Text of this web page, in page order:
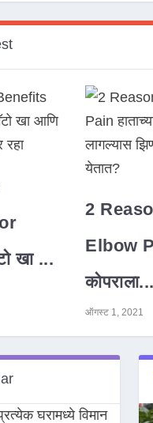
खा ...
2
Elbow
कोपराला...
ऑगस्ट 1, 2021